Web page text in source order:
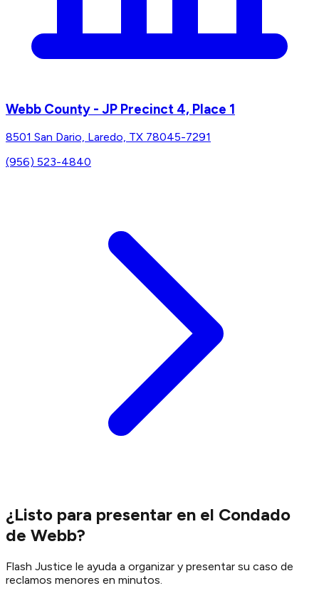
Webb County - JP Precinct 4, Place 1
8501 San Dario, Laredo, TX 78045-7291
(956) 523-4840
¿Listo para presentar en el Condado
de Webb?
Flash Justice le ayuda a organizar y presentar su caso de
reclamos menores en minutos.